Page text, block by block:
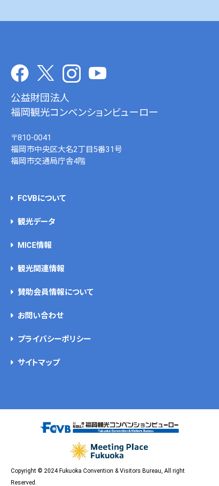
公益財団法人
福岡観光コンベンションビューロー
〒810-0041
福岡市中央区大名2丁目5番31号
福岡市交通局庁舎4階
FCVBについて
観光データ
MICE情報
観光関連情報
賛助会員情報について
お問い合わせ
プライバシーポリシー
サイトマップ
Copyright © 2024 Fukuoka Convention & Visitors Bureau, All right
Reserved.